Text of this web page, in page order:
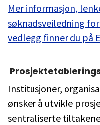
Mer informasjon,
søknadsveiledning
vedlegg finner du på
Institusjoner,
ønsker å utvikle
sentraliserte tiltakene